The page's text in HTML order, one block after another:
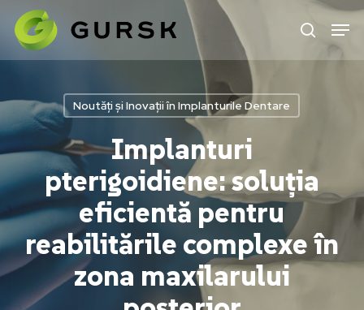
Noutăți și Inovații în Implanturile Dentare
Implanturi
pterigoidiene: soluția
eficientă pentru
reabilitările complexe în
zona maxilarului